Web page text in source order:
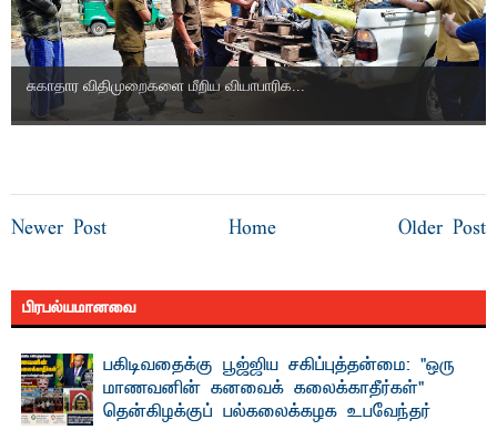
சுகாதார விதிமுறைகளை மீறிய வியாபாரிக...
Newer Post Older Post
Home
பிரபல்யமானவை
பகிடிவதைக்கு பூஜ்ஜிய சகிப்புத்தன்மை: "ஒரு
மாணவனின் கனவைக் கலைக்காதீர்கள்" –
தென்கிழக்குப் பல்கலைக்கழக உபவேந்தர்